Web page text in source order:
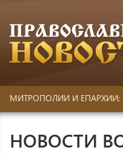
МИТРОПОЛИИ И ЕПАРХИИ:
НОВОСТИ